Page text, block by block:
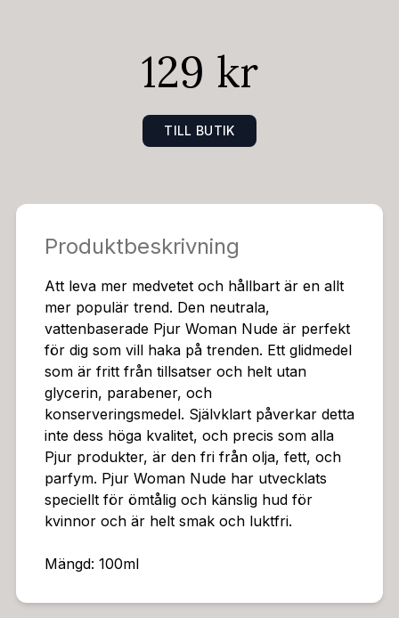
129 kr
TILL BUTIK
Produktbeskrivning
Att leva mer medvetet och hållbart är en allt
mer populär trend. Den neutrala,
vattenbaserade Pjur Woman Nude är perfekt
för dig som vill haka på trenden. Ett glidmedel
som är fritt från tillsatser och helt utan
glycerin, parabener, och
konserveringsmedel. Självklart påverkar detta
inte dess höga kvalitet, och precis som alla
Pjur produkter, är den fri från olja, fett, och
parfym. Pjur Woman Nude har utvecklats
speciellt för ömtålig och känslig hud för
kvinnor och är helt smak och luktfri.
Mängd: 100ml